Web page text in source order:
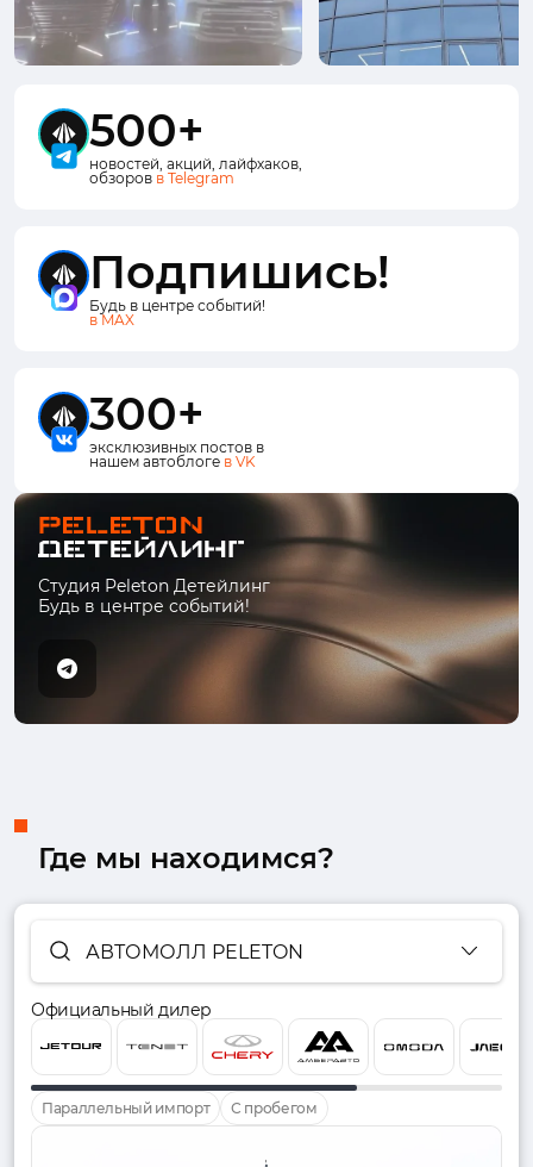
500+
новостей, акций, лайфхаков,
обзоров в Telegram
Подпишись!
Будь в центре событий!
в MAX
300+
эксклюзивных постов в
нашем автоблоге в VK
Студия Peleton Детейлинг
Будь в центре событий!
Где мы находимся?
АВТОМОЛЛ PELETON
Официальный дилер
Параллельный импорт С пробегом